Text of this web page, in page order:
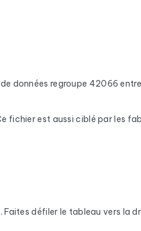
données regroupe 42066
fichier est aussi ciblé par les
invalides, les boîtes pleines
de téléphone fixe et mobile
Entreprises).
défiler le tableau vers la